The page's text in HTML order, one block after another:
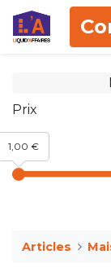
Prix
1,00 €
Articles